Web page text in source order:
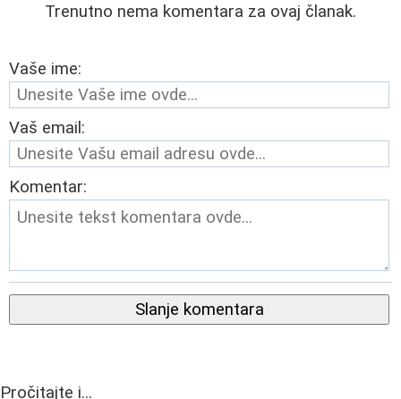
Trenutno nema komentara za ovaj članak.
Vaše ime:
Vaš email:
Komentar:
Slanje komentara
Pročitajte i...